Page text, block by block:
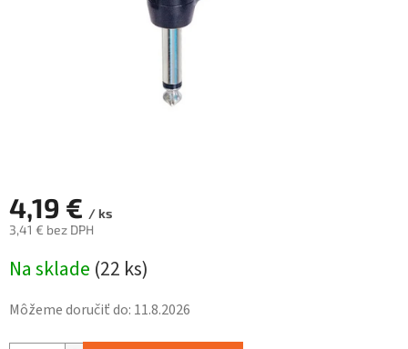
4,19 € / ks
3,41 € bez DPH
cena:
Na sklade (22 ks)
Môžeme doručiť do: 11.8.2026